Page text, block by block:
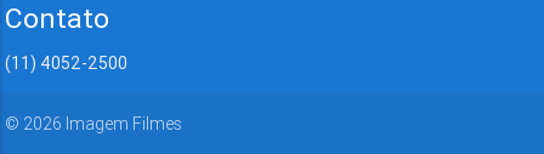
Contato
(11) 4052-2500
© 2026 Imagem Filmes